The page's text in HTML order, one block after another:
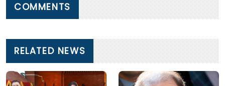
COMMENTS
RELATED NEWS